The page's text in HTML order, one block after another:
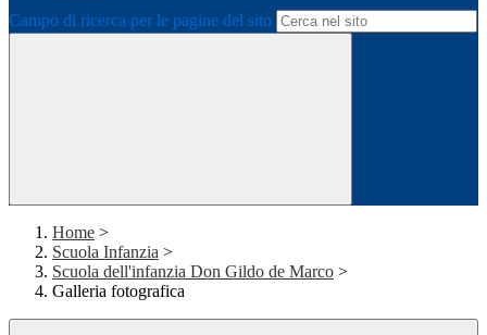
Campo di ricerca per le pagine del sito
Home >
Scuola Infanzia >
Scuola dell'infanzia Don Gildo de Marco >
Galleria fotografica